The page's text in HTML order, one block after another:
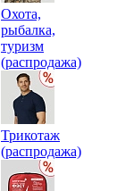
Охота,
рыбалка,
туризм
(распродажа)
Трикотаж
(распродажа)